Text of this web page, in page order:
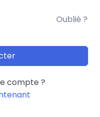
Oublié ?
compte ?